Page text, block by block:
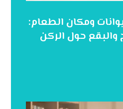
ومكان الطعام:
والبقع حول الركن